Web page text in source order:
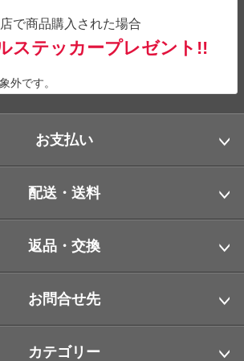
で商品購入された場合
ステッカープレゼント!!
外です。
お支払い
配送・送料
返品・交換
お問合せ先
カテゴリー